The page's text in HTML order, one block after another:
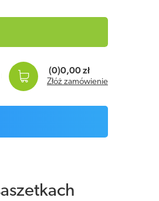
(0)0,00 zł
Złóż zamówienie